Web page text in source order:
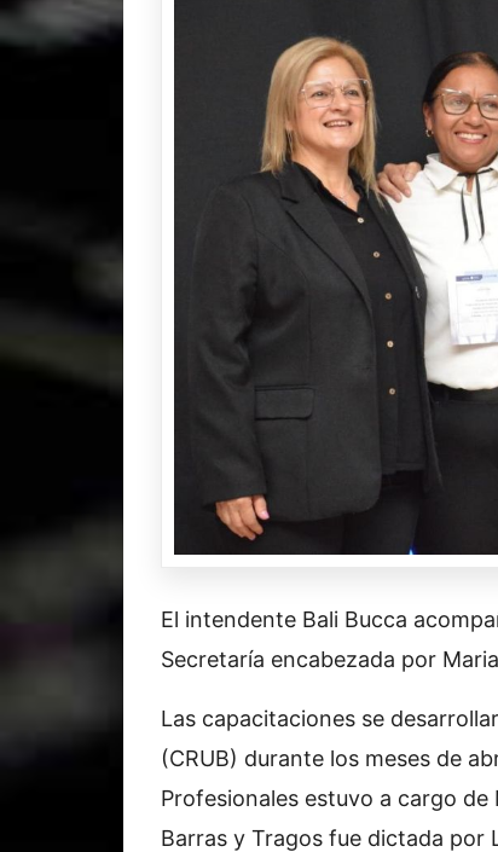
El intendente Bali Bucca
Secretaría encabezada por
Las capacitaciones se
(CRUB) durante los meses de
Profesionales estuvo a cargo
Barras y Tragos fue dictada por